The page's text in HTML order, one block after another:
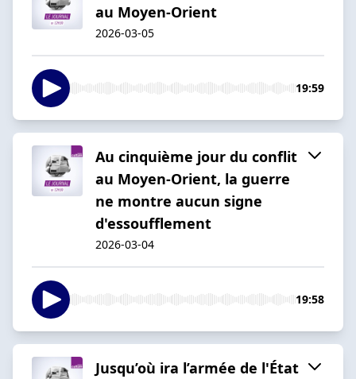
au Moyen-Orient
2026-03-05
19:59
Au cinquième jour du conflit
au Moyen-Orient, la guerre
ne montre aucun signe
d'essoufflement
2026-03-04
19:58
Jusqu’où ira l’armée de l'État